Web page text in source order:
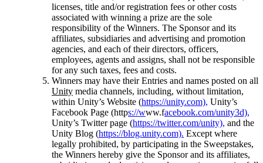
licenses, title and/or registration fees or other costs
associated with winning a prize are the sole
responsibility of the Winners. The Sponsor and its
affiliates, subsidiaries and advertising and promotion
agencies, and each of their directors, officers,
employees, agents and assigns, shall not be responsible
for any such taxes, fees and costs.
Winners may have their Entries and names posted on all
Unity media channels, including, without limitation,
within Unity’s Website (https://unity.com), Unity’s
Facebook Page (https://www.facebook.com/unity3d),
Unity’s Twitter page (https://twitter.com/unity), and the
Unity Blog (https://blog.unity.com). Except where
legally prohibited, by participating in the Sweepstakes,
the Winners hereby give the Sponsor and its affiliates,